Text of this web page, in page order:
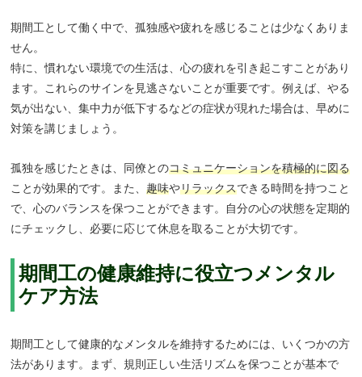
期間工として働く中で、孤独感や疲れを感じることは少なくありま
せん。
特に、慣れない環境での生活は、心の疲れを引き起こすことがあり
ます。これらのサインを見逃さないことが重要です。例えば、やる
気が出ない、集中力が低下するなどの症状が現れた場合は、早めに
対策を講じましょう。
孤独を感じたときは、同僚とのコミュニケーションを積極的に図る
ことが効果的です。また、 趣味やリラックスできる時間を持つこと
で、心のバランスを保つことができます。自分の心の状態を定期的
にチェックし、必要に応じて休息を取ることが大切です。
期間工の健康維持に役立つメンタル
ケア方法
期間工として健康的なメンタルを維持するためには、いくつかの方
法があります。まず、規則正しい生活リズムを保つことが基本で